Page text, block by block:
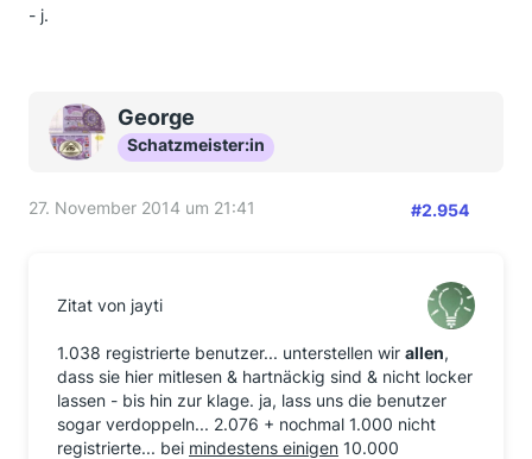
- j.
George
Schatzmeister:in
27. November 2014 um 21:41 #2.954
Zitat von jayti
1.038 registrierte benutzer... unterstellen wir allen,
dass sie hier mitlesen & hartnäckig sind & nicht locker
lassen - bis hin zur klage. ja, lass uns die benutzer
sogar verdoppeln... 2.076 + nochmal 1.000 nicht
registrierte... bei mindestens einigen 10.000